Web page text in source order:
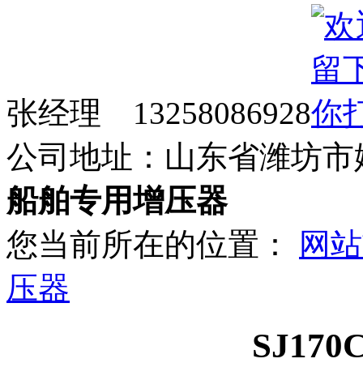
张经理 13258086928
公司地址：山东省潍坊
船舶专用增压器
您当前所在的位置：
网
压器